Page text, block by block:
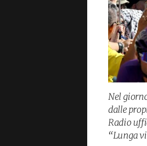
Nel
dalle
Radio
“Lunga